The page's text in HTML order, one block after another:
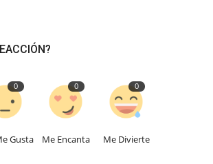
0
Gusta
0
Me Encanta
0
Me Divierte